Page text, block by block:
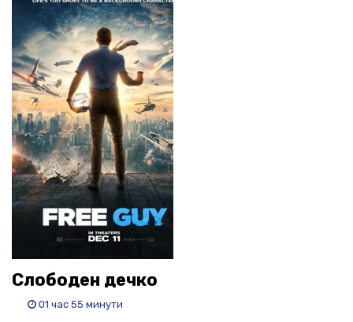
Слободен дечко
01 час 55 минути